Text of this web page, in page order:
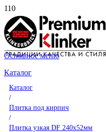
Основное меню
Каталог
Каталог
/
Плитка под кирпич
/
Плитка узкая DF 240x52мм